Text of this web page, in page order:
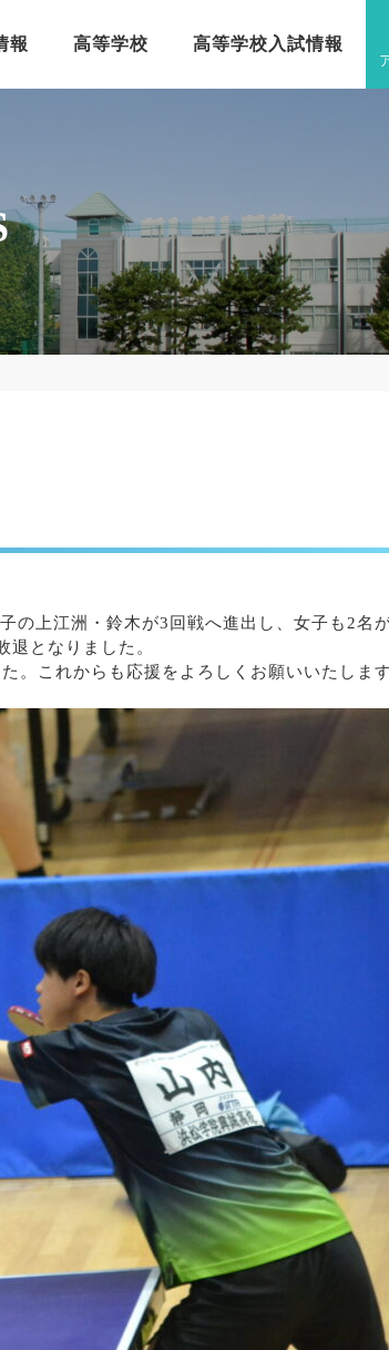
報 高等学校 高等学校入試情報
上江洲・鈴木が3回戦へ進出し、女子も2名
となりました。
。これからも応援をよろしくお願いいたします